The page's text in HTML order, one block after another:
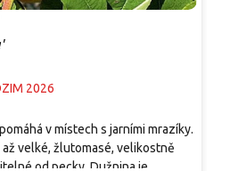
2026
v místech s jarními mrazíky.
velké, žlutomasé, velikostně
od pecky. Dužnina je